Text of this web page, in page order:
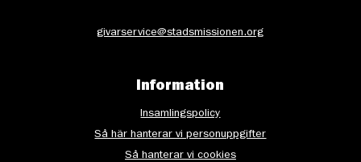
givarservice@stadsmissionen.org
Information
Insamlingspolicy
Så här hanterar vi personuppgifter
Så hanterar vi cookies